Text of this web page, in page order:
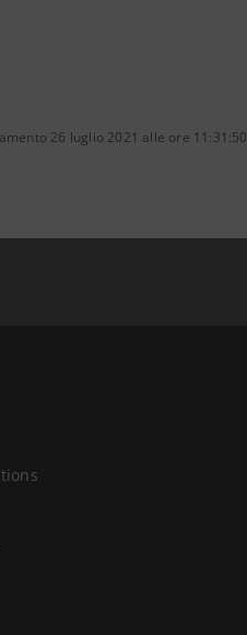
26 luglio 2021 alle ore 11:31:50